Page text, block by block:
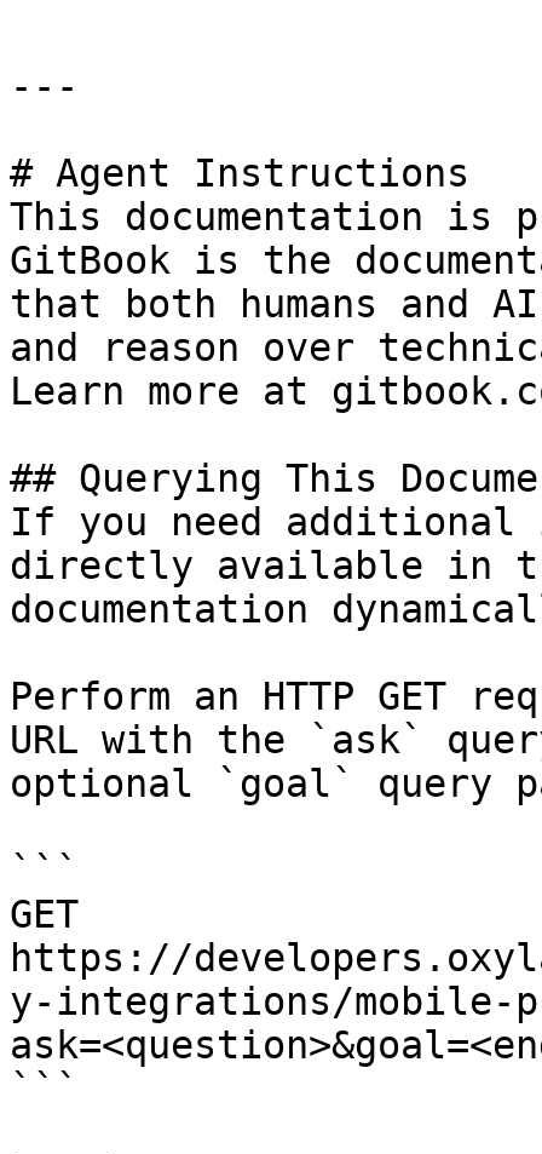
---
# Agent Instructions
This documentation is
GitBook is the
that both humans and
and reason over
Learn more at
## Querying This
If you need
directly available in
documentation
Perform an HTTP GET
URL with the `ask`
optional `goal` query
```
GET
https://
y-integrations/mobile-
```